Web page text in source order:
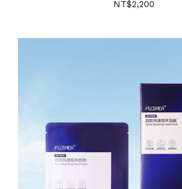
NT$2,200